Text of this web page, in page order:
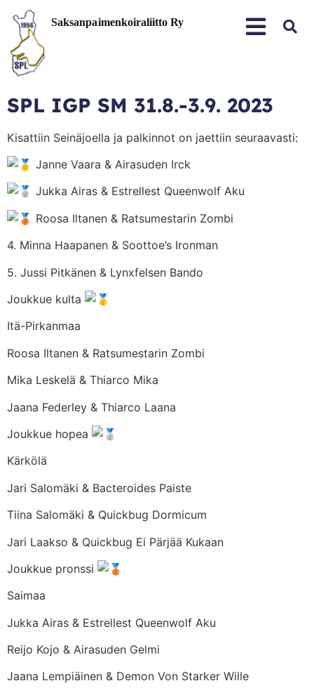
SPL IGP SM 31.8.-3.9. 2023
Kisattiin Seinäjoella ja palkinnot on jaettiin seuraavasti:
Janne Vaara & Airasuden Irck
Jukka Airas & Estrellest Queenwolf Aku
Roosa Iltanen & Ratsumestarin Zombi
4. Minna Haapanen & Soottoe’s Ironman
5. Jussi Pitkänen & Lynxfelsen Bando
Joukkue kulta
Itä-Pirkanmaa
Roosa Iltanen & Ratsumestarin Zombi
Mika Leskelä & Thiarco Mika
Jaana Federley & Thiarco Laana
Joukkue hopea
Kärkölä
Jari Salomäki & Bacteroides Paiste
Tiina Salomäki & Quickbug Dormicum
Jari Laakso & Quickbug Ei Pärjää Kukaan
Joukkue pronssi
Saimaa
Jukka Airas & Estrellest Queenwolf Aku
Reijo Kojo & Airasuden Gelmi
Jaana Lempiäinen & Demon Von Starker Wille